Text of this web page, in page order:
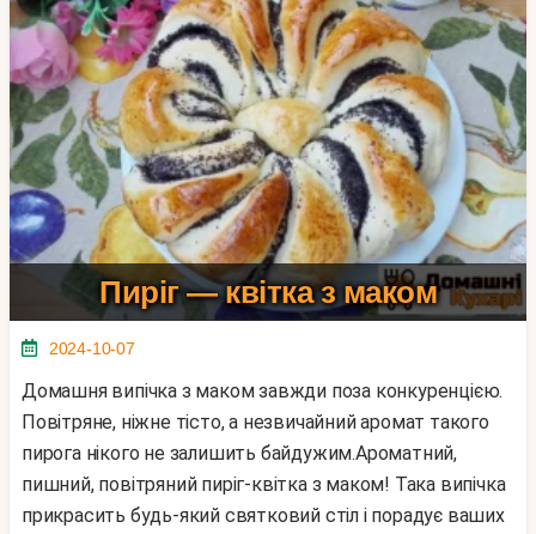
Пиріг — квітка з маком
2024-10-07
Домашня випічка з маком завжди поза конкуренцією.
Повітряне, ніжне тісто, а незвичайний аромат такого
пирога нікого не залишить байдужим.Ароматний,
пишний, повітряний пиріг-квітка з маком! Така випічка
прикрасить будь-який святковий стіл і порадує ваших